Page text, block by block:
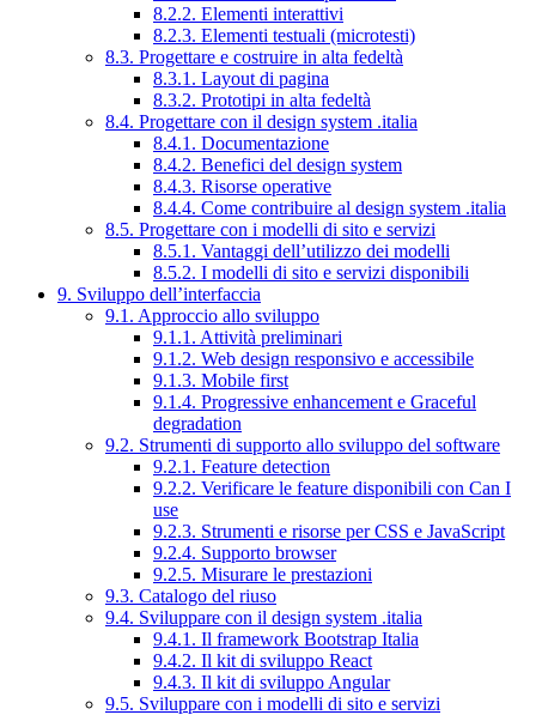
8.2.2. Elementi interattivi
8.2.3. Elementi testuali (microtesti)
8.3. Progettare e costruire in alta fedeltà
8.3.1. Layout di pagina
8.3.2. Prototipi in alta fedeltà
8.4. Progettare con il design system .italia
8.4.1. Documentazione
8.4.2. Benefici del design system
8.4.3. Risorse operative
8.4.4. Come contribuire al design system .italia
8.5. Progettare con i modelli di sito e servizi
8.5.1. Vantaggi dell’utilizzo dei modelli
8.5.2. I modelli di sito e servizi disponibili
9. Sviluppo dell’interfaccia
9.1. Approccio allo sviluppo
9.1.1. Attività preliminari
9.1.2. Web design responsivo e accessibile
9.1.3. Mobile first
9.1.4. Progressive enhancement e Graceful
degradation
9.2. Strumenti di supporto allo sviluppo del software
9.2.1. Feature detection
9.2.2. Verificare le feature disponibili con Can I
use
9.2.3. Strumenti e risorse per CSS e JavaScript
9.2.4. Supporto browser
9.2.5. Misurare le prestazioni
9.3. Catalogo del riuso
9.4. Sviluppare con il design system .italia
9.4.1. Il framework Bootstrap Italia
9.4.2. Il kit di sviluppo React
9.4.3. Il kit di sviluppo Angular
9.5. Sviluppare con i modelli di sito e servizi